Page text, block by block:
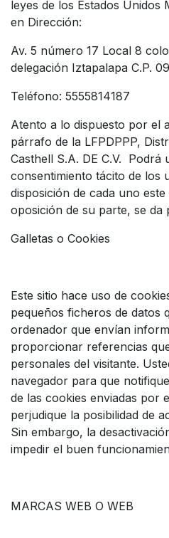
leyes de los Estados Unidos
en Dirección:
Av. 5 número 17 Local 8
delegación Iztapalapa C.P.
Teléfono: 5555814187
Atento a lo dispuesto por el
párrafo de la LFPDPPP,
Casthell S.A. DE C.V. Podrá
consentimiento tácito de los
disposición de cada uno
oposición de su parte, se da
Galletas o Cookies
Este sitio hace uso de
pequeños ficheros de datos
ordenador que envían
proporcionar referencias
personales del visitante.
navegador para que
de las cookies enviadas por
perjudique la posibilidad de
Sin embargo, la
impedir el buen
MARCAS WEB O WEB